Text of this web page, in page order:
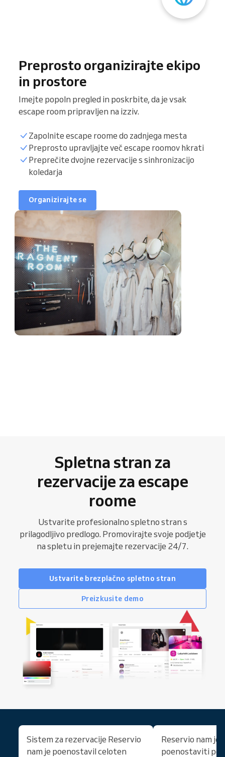
Sinhronizirajte koledar
Preprosto organizirajte ekipo
in prostore
Imejte popoln pregled in poskrbite, da je vsak
escape room pripravljen na izziv.
Zapolnite escape roome do zadnjega mesta
Preprosto upravljajte več escape roomov hkrati
Preprečite dvojne rezervacije s sinhronizacijo
koledarja
Organizirajte se
Spletna stran za
rezervacije za escape
roome
Ustvarite profesionalno spletno stran s
prilagodljivo predlogo. Promovirajte svoje podjetje
na spletu in prejemajte rezervacije 24/7.
Ustvarite brezplačno spletno stran
Preizkusite demo
Sistem za rezervacije Reservio
nam je poenostavil celoten
Reservio nam je
poenostaviti